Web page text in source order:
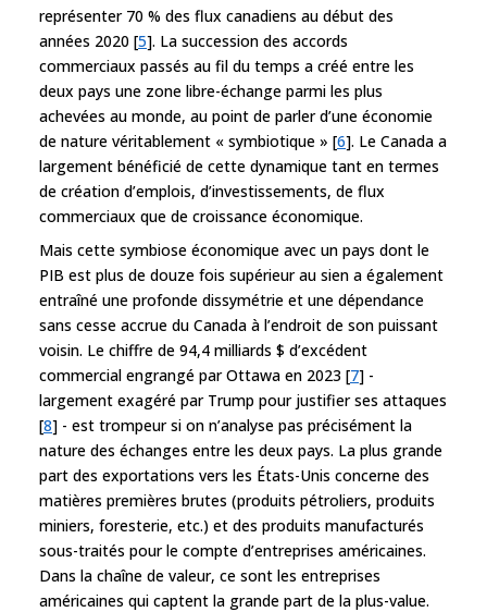
représenter 70 % des flux canadiens au début des
années 2020 [5]. La succession des accords
commerciaux passés au fil du temps a créé entre les
deux pays une zone libre-échange parmi les plus
achevées au monde, au point de parler d’une économie
de nature véritablement « symbiotique » [6]. Le Canada a
largement bénéficié de cette dynamique tant en termes
de création d’emplois, d’investissements, de flux
commerciaux que de croissance économique.
Mais cette symbiose économique avec un pays dont le
PIB est plus de douze fois supérieur au sien a également
entraîné une profonde dissymétrie et une dépendance
sans cesse accrue du Canada à l’endroit de son puissant
voisin. Le chiffre de 94,4 milliards $ d’excédent
commercial engrangé par Ottawa en 2023 [7] -
largement exagéré par Trump pour justifier ses attaques
[8] - est trompeur si on n’analyse pas précisément la
nature des échanges entre les deux pays. La plus grande
part des exportations vers les États-Unis concerne des
matières premières brutes (produits pétroliers, produits
miniers, foresterie, etc.) et des produits manufacturés
sous-traités pour le compte d’entreprises américaines.
Dans la chaîne de valeur, ce sont les entreprises
américaines qui captent la grande part de la plus-value.